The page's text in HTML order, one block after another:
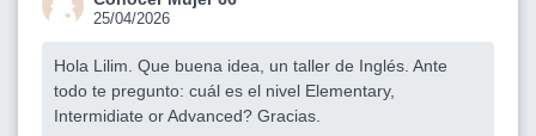
25/04/2026
Hola Lilim. Que buena idea, un taller de Inglés. Ante
todo te pregunto: cuál es el nivel Elementary,
Intermidiate or Advanced? Gracias.